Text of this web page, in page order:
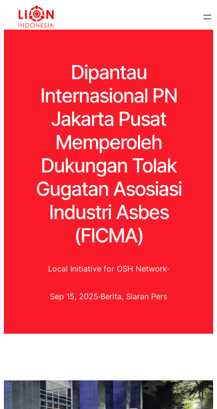
Dipantau
Internasional PN
Jakarta Pusat
Memperoleh
Dukungan Tolak
Gugatan Asosiasi
Industri Asbes
(FICMA)
Local Initiative for OSH Network·
Sep 15, 2025·Berita, Siaran Pers